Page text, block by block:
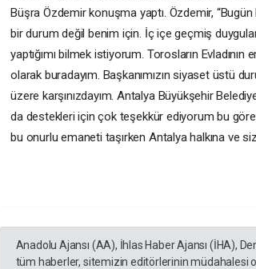
Büşra Özdemir konuşma yaptı. Özdemir,
bir durum değil benim için. İç içe geçmiş
yaptığımı bilmek istiyorum. Torosların
olarak buradayım. Başkanımızın siyaset üstü
üzere karşınızdayım. Antalya Büyükşehir
da destekleri için çok teşekkür ediyorum bu
bu onurlu emaneti taşırken Antalya halkına ve
Anadolu Ajansı (AA), İhlas Haber Ajansı (İHA),
tüm haberler, sitemizin editörlerinin müdahalesi